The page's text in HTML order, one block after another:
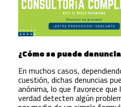
¿Cómo se puede
En muchos casos,
cuestión, dichas denuncias
anónima, lo que favorece que
verdad detecten algún